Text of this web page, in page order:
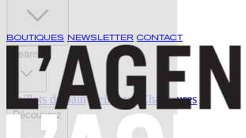
BOUTIQUES NEWSLETTER CONTACT
Jeans
Maillots de bain Ceintures Chaussures
Découvrez